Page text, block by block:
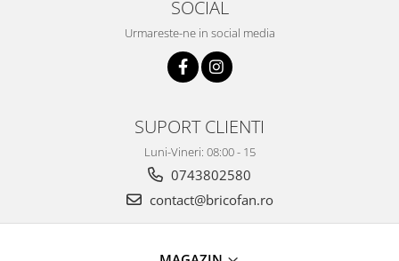
SOCIAL
Urmareste-ne in social media
SUPORT CLIENTI
Luni-Vineri: 08:00 - 15
0743802580
contact@bricofan.ro